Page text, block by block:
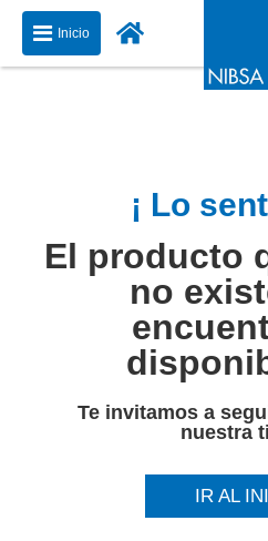
Inicio
¡ Lo
El producto
no
Te invitamos a
nuestra
IR AL